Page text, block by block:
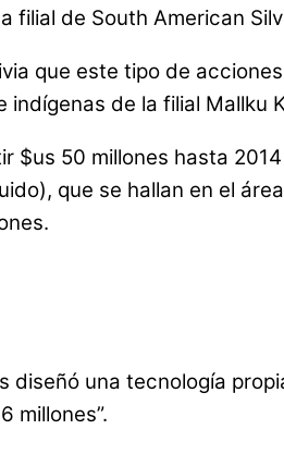
filial de South American
que este tipo de
de la filial Mallku
$us 50 millones hasta
que se hallan en el
una tecnología
millones”.